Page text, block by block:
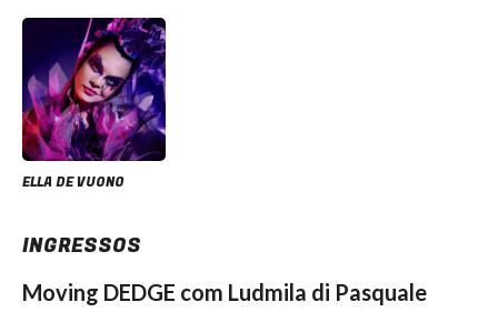
ELLA DE VUONO
INGRESSOS
Moving DEDGE com Ludmila di Pasquale